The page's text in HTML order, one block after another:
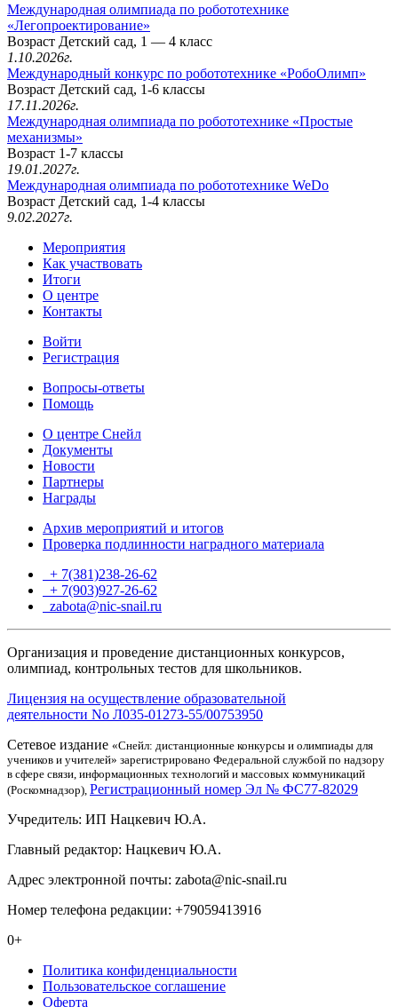
Международная олимпиада по робототехнике
«Легопроектирование»
Возраст Детский сад, 1 — 4 класс
1.10.2026г.
Международный конкурс по робототехнике «РобоОлимп»
Возраст Детский сад, 1-6 классы
17.11.2026г.
Международная олимпиада по робототехнике «Простые
механизмы»
Возраст 1-7 классы
19.01.2027г.
Международная олимпиада по робототехнике WeDo
Возраст Детский сад, 1-4 классы
9.02.2027г.
Мероприятия
Как участвовать
Итоги
О центре
Контакты
Войти
Регистрация
Вопросы-ответы
Помощь
О центре Снейл
Документы
Новости
Партнеры
Награды
Архив мероприятий и итогов
Проверка подлинности наградного материала
+ 7(381)238-26-62
+ 7(903)927-26-62
zabota@nic-snail.ru
Организация и проведение дистанционных конкурсов,
олимпиад, контрольных тестов для школьников.
Лицензия на осуществление образовательной
деятельности No Л035-01273-55/00753950
Сетевое издание «Снейл: дистанционные конкурсы и олимпиады для
учеников и учителей» зарегистрировано Федеральной службой по надзору
в сфере связи, информационных технологий и массовых коммуникаций
(Роскомнадзор), Регистрационный номер Эл № ФС77-82029
Учредитель: ИП Нацкевич Ю.А.
Главный редактор: Нацкевич Ю.А.
Адрес электронной почты: zabota@nic-snail.ru
Номер телефона редакции: +79059413916
0+
Политика конфиденциальности
Пользовательское соглашение
Оферта